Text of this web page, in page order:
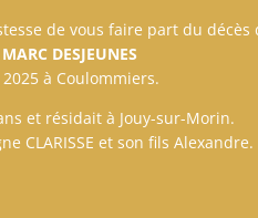
de vous faire part du décès
DESJEUNES
à Coulommiers.
et résidait à Jouy-sur-Morin.
CLARISSE et son fils Alexandre.